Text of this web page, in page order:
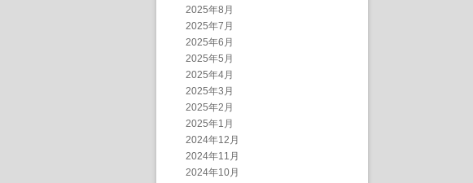
2025年8月
2025年7月
2025年6月
2025年5月
2025年4月
2025年3月
2025年2月
2025年1月
2024年12月
2024年11月
2024年10月